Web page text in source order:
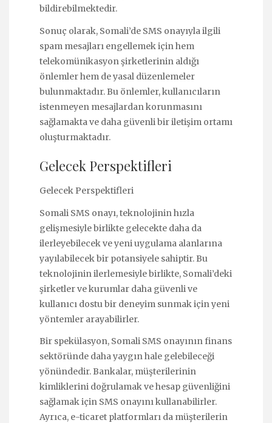
bildirebilmektedir.
Sonuç olarak, Somali’de SMS onayıyla ilgili
spam mesajları engellemek için hem
telekomünikasyon şirketlerinin aldığı
önlemler hem de yasal düzenlemeler
bulunmaktadır. Bu önlemler, kullanıcıların
istenmeyen mesajlardan korunmasını
sağlamakta ve daha güvenli bir iletişim ortamı
oluşturmaktadır.
Gelecek Perspektifleri
Gelecek Perspektifleri
Somali SMS onayı, teknolojinin hızla
gelişmesiyle birlikte gelecekte daha da
ilerleyebilecek ve yeni uygulama alanlarına
yayılabilecek bir potansiyele sahiptir. Bu
teknolojinin ilerlemesiyle birlikte, Somali’deki
şirketler ve kurumlar daha güvenli ve
kullanıcı dostu bir deneyim sunmak için yeni
yöntemler arayabilirler.
Bir spekülasyon, Somali SMS onayının finans
sektöründe daha yaygın hale gelebileceği
yönündedir. Bankalar, müşterilerinin
kimliklerini doğrulamak ve hesap güvenliğini
sağlamak için SMS onayını kullanabilirler.
Ayrıca, e-ticaret platformları da müşterilerin